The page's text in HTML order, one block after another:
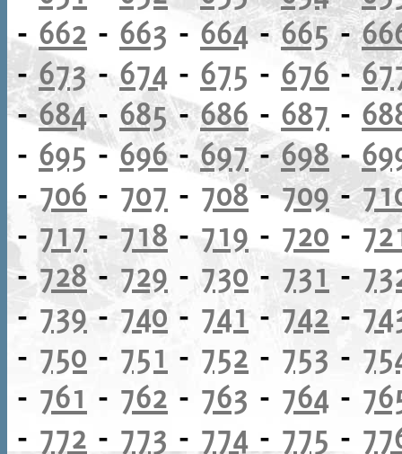
- 662 - 663 - 664-665-
-673-674 - 675 - 676-
-684- 685-686 - 687 -
- 695-696-697-698-
- 706 - 707 - 708-709-
- 717 -718 - 719 - 720 -
-728- 729 - 730 - 731 -
- 739 - 740 - 741 - 742 -
- 750 - 751 - 752 - 753 -
- 761 - 762 - 763 - 764 -
- 772 - 773 - 774 - 775 -